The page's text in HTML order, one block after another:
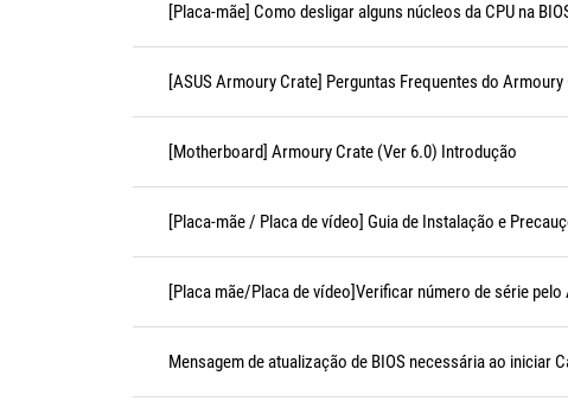
[Placa-mãe] Como desligar alguns núcleos da CPU na
[ASUS Armoury Crate] Perguntas Frequentes do Armoury
[Motherboard] Armoury Crate (Ver 6.0) Introdução
[Placa-mãe / Placa de vídeo] Guia de Instalação e
[Placa mãe/Placa de vídeo]Verificar número de série
Mensagem de atualização de BIOS necessária ao iniciar